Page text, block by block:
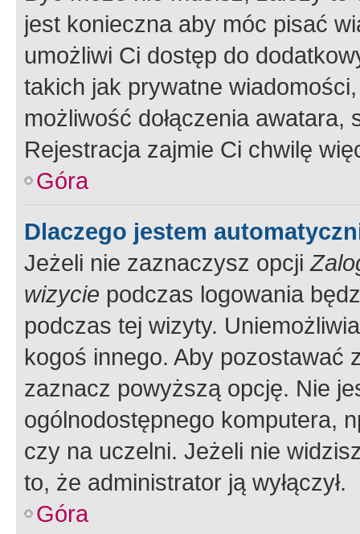
jest konieczna aby móc pisać
umożliwi Ci dostęp do
takich jak prywatne
możliwość dołączenia
Rejestracja zajmie Ci chwilę
Góra
Dlaczego jestem
Jeżeli nie zaznaczysz opcji
wizycie podczas logowania
podczas tej wizyty.
kogoś innego. Aby pozostawać
zaznacz powyższą opcję. Nie
ogólnodostępnego komputera,
czy na uczelni. Jeżeli nie
to, że administrator ją wyłączył.
Góra